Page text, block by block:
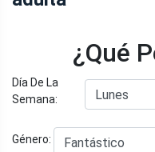
¿Qué
Día De La
Semana:
Género: